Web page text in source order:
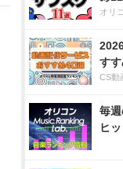
オリ
すす
CS動
毎週
ヒ